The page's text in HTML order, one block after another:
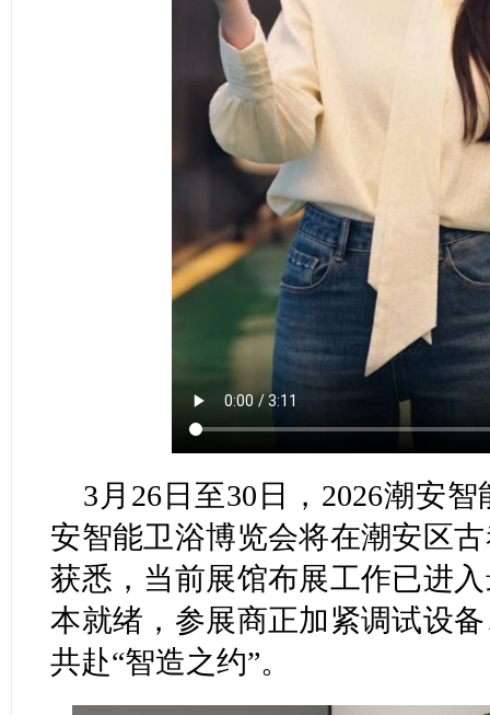
3月26日至30日，2026潮安
安智能卫浴博览会将在潮安区
获悉，当前展馆布展工作已进
本就绪，参展商正加紧调试设
共赴“智造之约”。